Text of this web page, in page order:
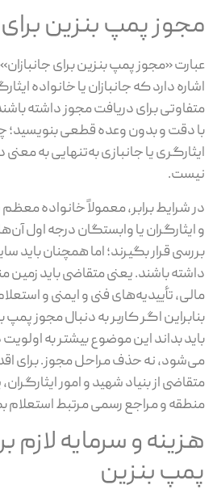
پمپ بنزین برای
«مجوز پمپ بنزین برای جانبازان»
دارد که جانبازان یا خانواده
برای دریافت مجوز داشته باشند.
دقت و بدون وعده قطعی بنویسید؛
یا جانبازی به‌تنهایی به معنی
شرایط برابر، معمولاً خانواده معظم
یا وابستگان درجه اول آن‌ها
قرار بگیرند؛ اما همچنان باید سایر
باشند. یعنی متقاضی باید زمین
تأییدیه‌های فنی و ایمنی و
اگر کاربر به دنبال مجوز پمپ
بداند این موضوع بیشتر به اولویت
نه حذف مراحل مجوز. برای اقدام
از بنیاد شهید و امور ایثارگران،
و مراجع رسمی مرتبط استعلام
و سرمایه لازم
بنزین